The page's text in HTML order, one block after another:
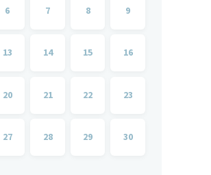
6 7 8 9
13 14 15 16
20 21 22 23
27 28 29 30